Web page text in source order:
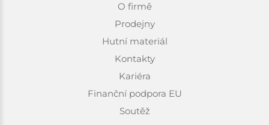
O firmě
Prodejny
Hutní materiál
Kontakty
Kariéra
Finanční podpora EU
Soutěž